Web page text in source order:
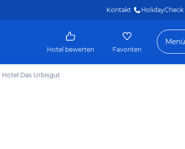
Kontakt HolidayCheck
Hotel bewerten Favoriten
Menü
Hotel Das Urbisgut